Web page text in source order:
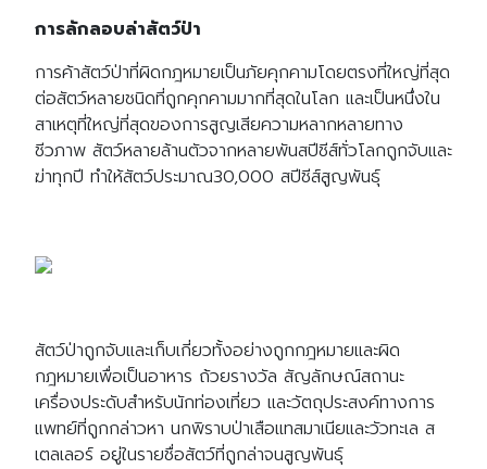
การลักลอบล่าสัตว์ป่า
การค้าสัตว์ป่าที่ผิดกฎหมายเป็นภัยคุกคามโดยตรงที่ใหญ่ที่สุด
ต่อสัตว์หลายชนิดที่ถูกคุกคามมากที่สุดในโลก และเป็นหนึ่งใน
สาเหตุที่ใหญ่ที่สุดของการสูญเสียความหลากหลายทาง
ชีวภาพ สัตว์หลายล้านตัวจากหลายพันสปีชีส์ทั่วโลกถูกจับและ
ฆ่าทุกปี ทำให้สัตว์ประมาณ30,000 สปีชีส์สูญพันธุ์
สัตว์ป่าถูกจับและเก็บเกี่ยวทั้งอย่างถูกกฎหมายและผิด
กฎหมายเพื่อเป็นอาหาร ถ้วยรางวัล สัญลักษณ์สถานะ
เครื่องประดับสำหรับนักท่องเที่ยว และวัตถุประสงค์ทางการ
แพทย์ที่ถูกกล่าวหา นกพิราบป่าเสือแทสมาเนียและวัวทะเล ส
เตลเลอร์ อยู่ในรายชื่อสัตว์ที่ถูกล่าจนสูญพันธุ์